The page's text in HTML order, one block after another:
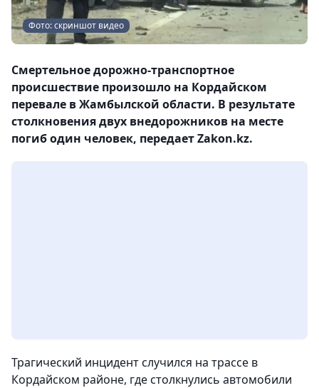
Фото: скриншот видео
Смертельное дорожно-транспортное
происшествие произошло на Кордайском
перевале в Жамбылской области. В результате
столкновения двух внедорожников на месте
погиб один человек, передает Zakon.kz.
Трагический инцидент случился на трассе в
Кордайском районе, где столкнулись автомобили